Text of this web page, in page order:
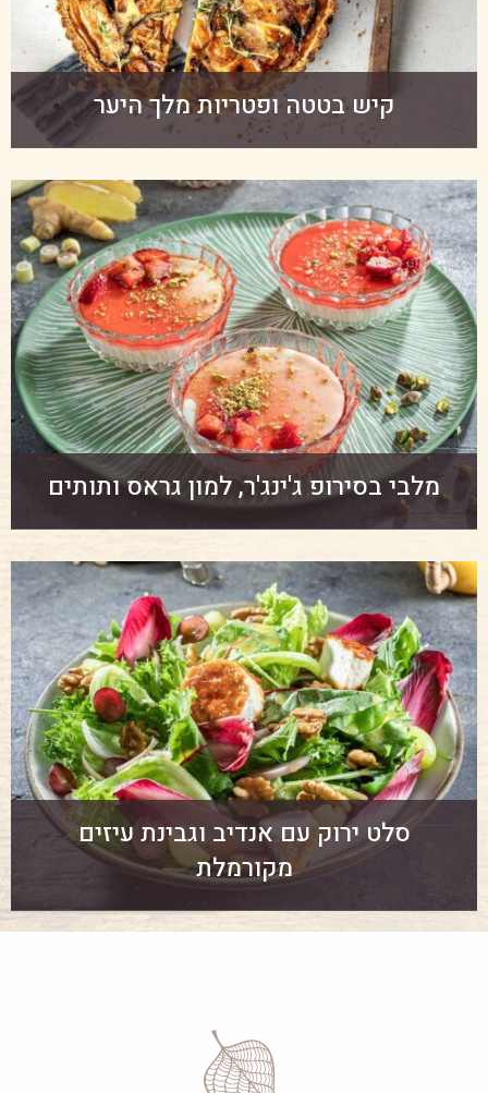
קיש בטטה ופטריות מלך היער
מלבי בסירופ ג'ינג'ר, למון גראס ותותים
סלט ירוק עם אנדיב וגבינת עיזים
מקורמלת